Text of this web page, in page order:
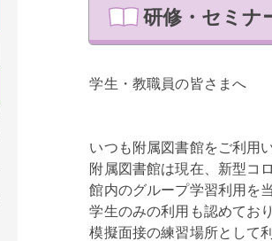
研修・セミナ
学生・教職員の皆さまへ
いつも附属図書館をご利用
附属図書館は現在、新型コ
館内のグループ学習利用を
学生のみの利用も認めてお
模擬面接の練習場所として